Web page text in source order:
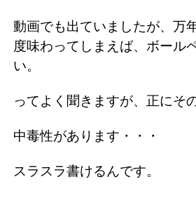
動画でも出ていましたが、万
度味わってしまえば、ボール
い。
ってよく聞きますが、正にそ
中毒性があります・・・
スラスラ書けるんです。